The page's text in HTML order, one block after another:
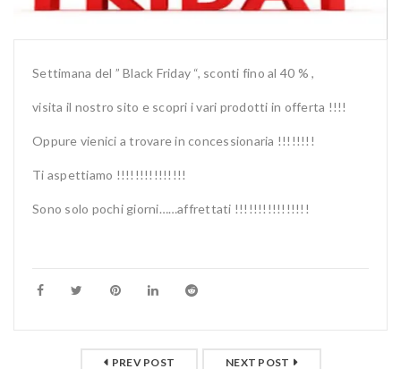
Settimana del ” Black Friday “, sconti fino al 40 % ,
visita il nostro sito e scopri i vari prodotti in offerta !!!!
Oppure vienici a trovare in concessionaria !!!!!!!!
Ti aspettiamo !!!!!!!!!!!!!!!
Sono solo pochi giorni……affrettati !!!!!!!!!!!!!!!!
PREV POST NEXT POST